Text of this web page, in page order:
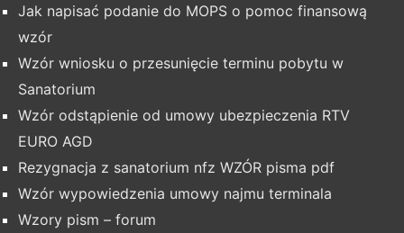
Jak napisać podanie do MOPS o pomoc finansową
wzór
Wzór wniosku o przesunięcie terminu pobytu w
Sanatorium
Wzór odstąpienie od umowy ubezpieczenia RTV
EURO AGD
Rezygnacja z sanatorium nfz WZÓR pisma pdf
Wzór wypowiedzenia umowy najmu terminala
Wzory pism – forum